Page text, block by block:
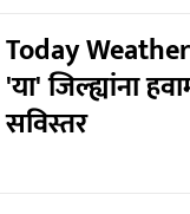
Today Weather
'या' जिल्ह्यांना
सविस्तर